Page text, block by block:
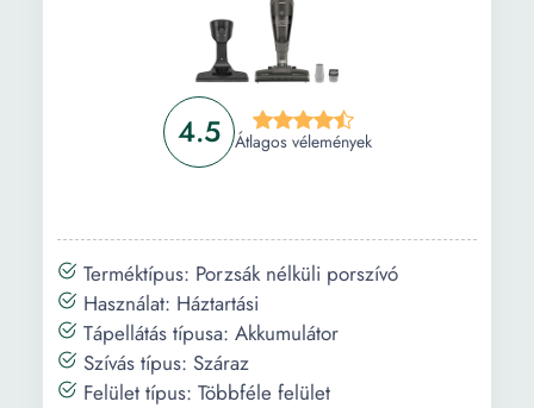
4.5 Átlagos vélemények
Terméktípus: Porzsák nélküli porszívó
Használat: Háztartási
Tápellátás típusa: Akkumulátor
Szívás típus: Száraz
Felület típus: Többféle felület